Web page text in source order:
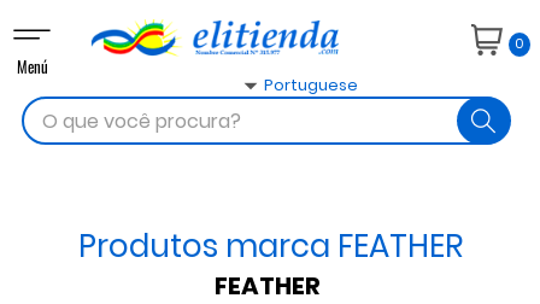
Toggle
navigation
Menú
0
Portuguese

Produtos marca FEATHER
FEATHER